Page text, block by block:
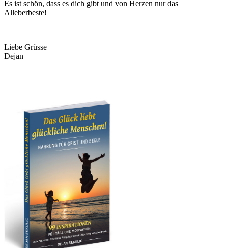
Es ist schön, dass es dich gibt und von Herzen nur das
Alleberbeste!
Liebe Grüsse
Dejan